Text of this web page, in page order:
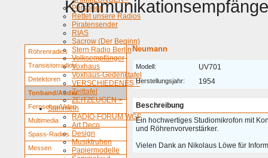
Personen
Rettet unsere Radios
Piratensender
RIAS
Sacrow (Der Beginn)
Stern Radio Berlin
Volksempfänger
Voxhaus
Voxhaus-Gedenktafel
VERSCHIEDENES >
Zeittafel
ZEITZEUGEN >
Sammeln
RADIO-FORUM WGF
Art Deco
Design
Musiktruhen
Papiermodelle
Röhrenradios
Transistorradios
Detektoren
Tonband/Audio
Fernseher/Video
Multimedia
Spass-Radios
Messen
Neumann
Modell: UV701
Herstellungsjahr: 1954
Beschreibung
Ein hochwertiges Studiomikrofon mit
und Röhrenvorverstärker.
Vielen Dank an Nikolaus Löwe für